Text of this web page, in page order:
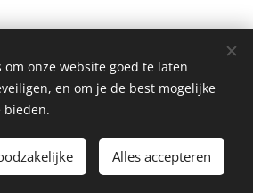
Menno Dimitri Ouderkerk
doorWebnode Cookies
onze website goed te laten
en om je de best mogelijke
bieden.
Alles accepteren